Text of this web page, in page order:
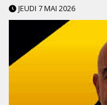
JEUDI 7 MAI 2026